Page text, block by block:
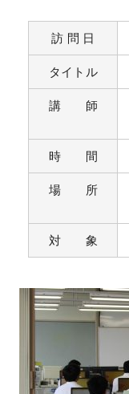
訪 問 日
タイトル
講 師
時 間
場 所
対 象